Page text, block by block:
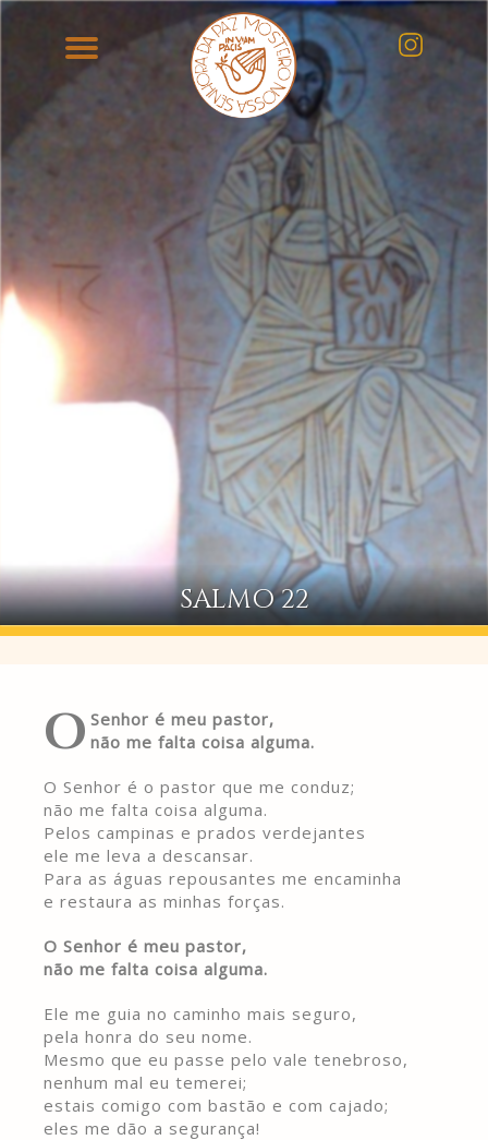
SALMO 22
O Senhor é meu pastor,
não me falta coisa alguma.
O Senhor é o pastor que me conduz;
não me falta coisa alguma.
Pelos campinas e prados verdejantes
ele me leva a descansar.
Para as águas repousantes me encaminha
e restaura as minhas forças.
O Senhor é meu pastor,
não me falta coisa alguma.
Ele me guia no caminho mais seguro,
pela honra do seu nome.
Mesmo que eu passe pelo vale tenebroso,
nenhum mal eu temerei;
estais comigo com bastão e com cajado;
eles me dão a segurança!